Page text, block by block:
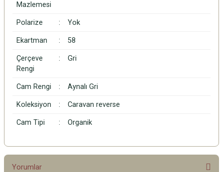
Mazlemesi
Polarize : Yok
Ekartman : 58
Çerçeve
Rengi
: Gri
Cam Rengi : Aynalı Gri
Koleksiyon : Caravan reverse
Cam Tipi : Organik
Yorumlar